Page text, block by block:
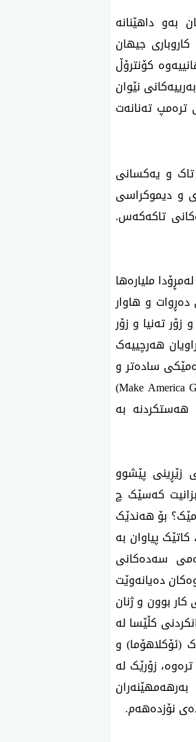
بەو داهێنانە
هەروەها، لە ١٩٩٩دا پێدەچوو کاروباری جیهان
کۆنترۆڵ
نێوان
ترەمپ تەنانەت
تاک و یەکسانی
و دیموکراسی
تاکەکەس.
ملیارەها
و هاوار
تەنیا و زۆر
هەرچییەک
سادەتر و
Make America
)
هەستکردنە بە
زێڕینی پێشوو
کەسێک چ
بۆ هەندێک
پیاوان بە
سەدەکانی
دەیانەوێت
پیاوان لە شوێنی کار بوون و ژنان
کڵێسا لە
(ئۆکلاهۆما) و
زۆرێک لە
نۆزدەهەم.